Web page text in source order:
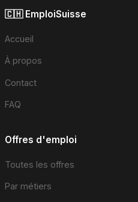
🇨🇭 EmploiSuisse
Accueil
À propos
Contact
FAQ
Offres d'emploi
Toutes les offres
Par métiers